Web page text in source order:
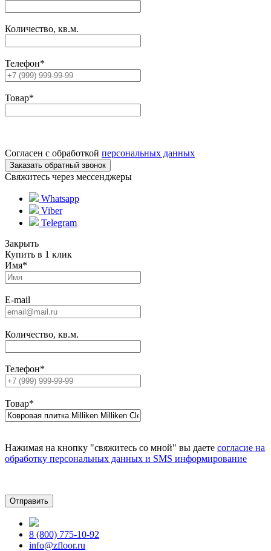
Количество, кв.м.
Телефон*
Товар*
Согласен с обработкой персональных данных
Свяжитесь через мессенджеры
Whatsapp
Viber
Telegram
Закрыть
Купить в 1 клик
Имя*
E-mail
Количество, кв.м.
Телефон*
Товар*
Нажимая на кнопку "свяжитесь со мной" вы даете согласие на
обработку персональных данных и SMS информирование
8 (800) 775-10-92
info@zfloor.ru